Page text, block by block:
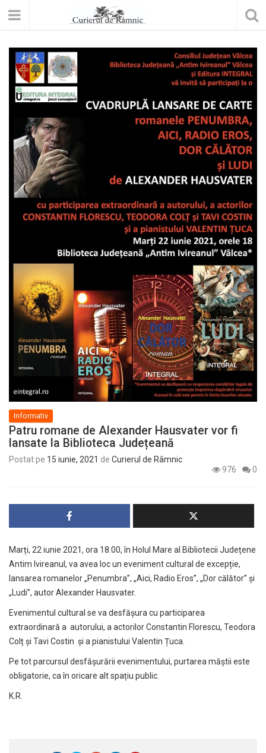
Informativ
Patru romane de Alexander Hausvater vor fi
lansate la Biblioteca Județeană
Postat pe 15 iunie, 2021 de Curierul de Râmnic
976
0
Marți, 22 iunie 2021, ora 18.00, în Holul Mare al Bibliotecii Județene
Antim Ivireanul, va avea loc un eveniment cultural de excepție,
lansarea romanelor „Penumbra”, „Aici, Radio Eros”, „Dor călător” și
„Ludi”, autor Alexander Hausvater.
Evenimentul cultural se va desfășura cu participarea
extraordinară a autorului, a actorilor Constantin Florescu, Teodora
Colț și Tavi Costin și a pianistului Valentin Țuca.
Pe tot parcursul desfășurării evenimentului, purtarea măștii este
obligatorie, ca în oricare alt spațiu public.
K.R.